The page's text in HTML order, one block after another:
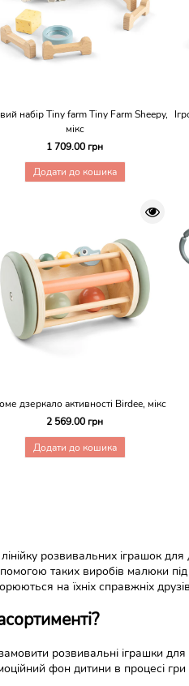
набір Tiny farm Tiny Farm Sheepy,
мікс
1 709.00 грн
Додати до кошика
дзеркало активності Birdee, мікс
2 569.00 грн
Додати до кошика
розвивальних іграшок
таких виробів малюки
на їхніх справжніх
розвивальні іграшки
фон дитини в процесі